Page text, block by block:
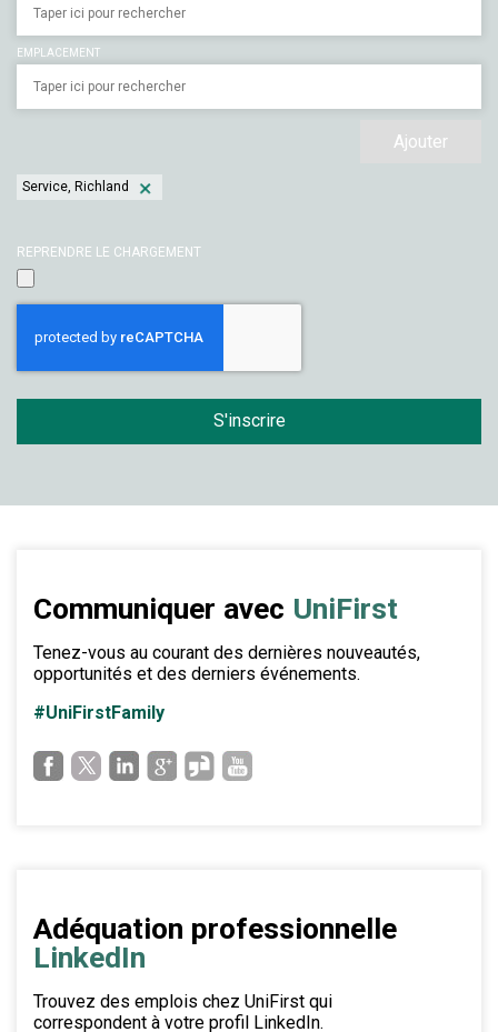
EMPLACEMENT
Ajouter
Service, Richland
REPRENDRE LE CHARGEMENT
S'inscrire
Communiquer avec UniFirst
Tenez-vous au courant des dernières nouveautés,
opportunités et des derniers événements.
#UniFirstFamily
Adéquation professionnelle
LinkedIn
Trouvez des emplois chez UniFirst qui
correspondent à votre profil LinkedIn.